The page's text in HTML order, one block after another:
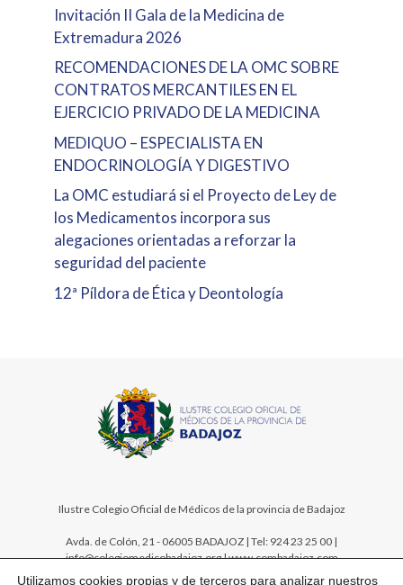
Invitación II Gala de la Medicina de
Extremadura 2026
RECOMENDACIONES DE LA OMC SOBRE
CONTRATOS MERCANTILES EN EL
EJERCICIO PRIVADO DE LA MEDICINA
MEDIQUO – ESPECIALISTA EN
ENDOCRINOLOGÍA Y DIGESTIVO
La OMC estudiará si el Proyecto de Ley de
los Medicamentos incorpora sus
alegaciones orientadas a reforzar la
seguridad del paciente
12ª Píldora de Ética y Deontología
Ilustre Colegio Oficial de Médicos de la provincia de Badajoz
Avda. de Colón, 21 - 06005 BADAJOZ | Tel: 924 23 25 00 |
info@colegiomedicobadajoz.org | www.combadajoz.com
Utilizamos cookies propias y de terceros para analizar nuestros